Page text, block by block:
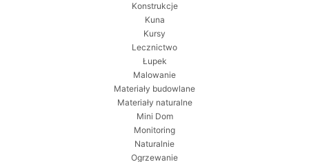
Konstrukcje
Kuna
Kursy
Lecznictwo
Łupek
Malowanie
Materiały budowlane
Materiały naturalne
Mini Dom
Monitoring
Naturalnie
Ogrzewanie